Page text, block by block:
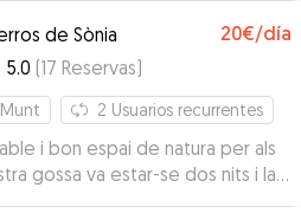
de Sònia 20€/día
5.0 (17 Reservas)
2 Usuarios recurrentes
i bon espai de natura per als
bé. Un bon lloc on deixar-los.